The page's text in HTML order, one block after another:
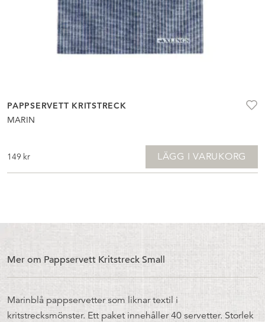
PAPPSERVETT KRITSTRECK
MARIN
149 kr LÄGG I VARUKORG
Mer om Pappservett Kritstreck Small
Marinblå pappservetter som liknar textil i
kritstrecksmönster. Ett paket innehåller 40 servetter. Storlek